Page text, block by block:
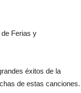
Ferias y
éxitos de la
de estas canciones.